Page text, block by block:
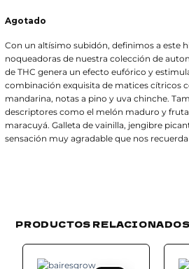
Agotado
Con un altísimo subidón, definimos a este
noqueadoras de nuestra colección de
de THC genera un efecto eufórico y
combinación exquisita de matices cítricos
mandarina, notas a pino y uva chinche.
descriptores como el melón maduro y
maracuyá. Galleta de vainilla, jengibre
sensación muy agradable que nos recuerda
PRODUCTOS RELACIONADOS